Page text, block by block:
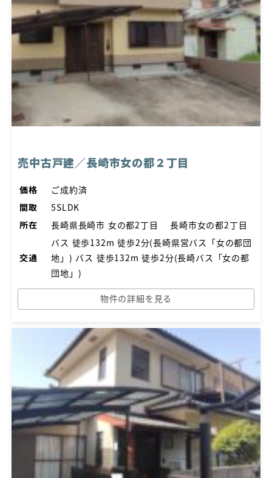
売中古戸建／長崎市女の都２丁目
価格
ご成約済
間取
5SLDK
所在
長崎県長崎市 女の都2丁目 長崎市女の都2丁目
交通
バス 徒歩132m 徒歩2分(長崎県営バス「女の都団
地」) バス 徒歩132m 徒歩2分(長崎バス「女の都
団地」)
物件の詳細を見る